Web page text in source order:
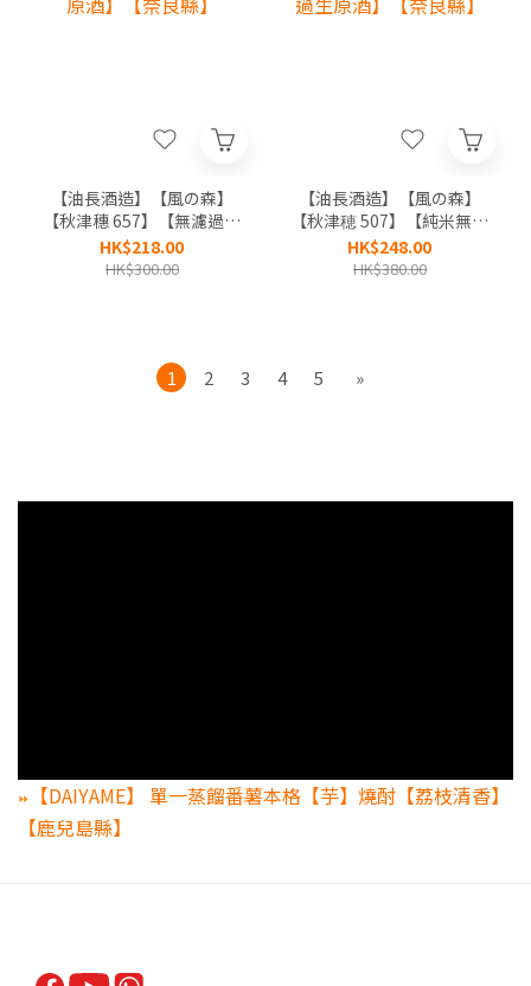
【油長酒造】【風の森】
【秋津穗 657】【無濾過生
原酒】【奈良縣】
HK$218.00
HK$300.00
【油長酒造】【風の森】
【秋津穂 507】【純米無濾
過生原酒】【奈良縣】
HK$248.00
HK$380.00
1 2 3 4 5 »
⏩
【DAIYAME】 單一蒸餾番薯本格【芋】燒酎【荔枝清香】
【鹿兒島縣】